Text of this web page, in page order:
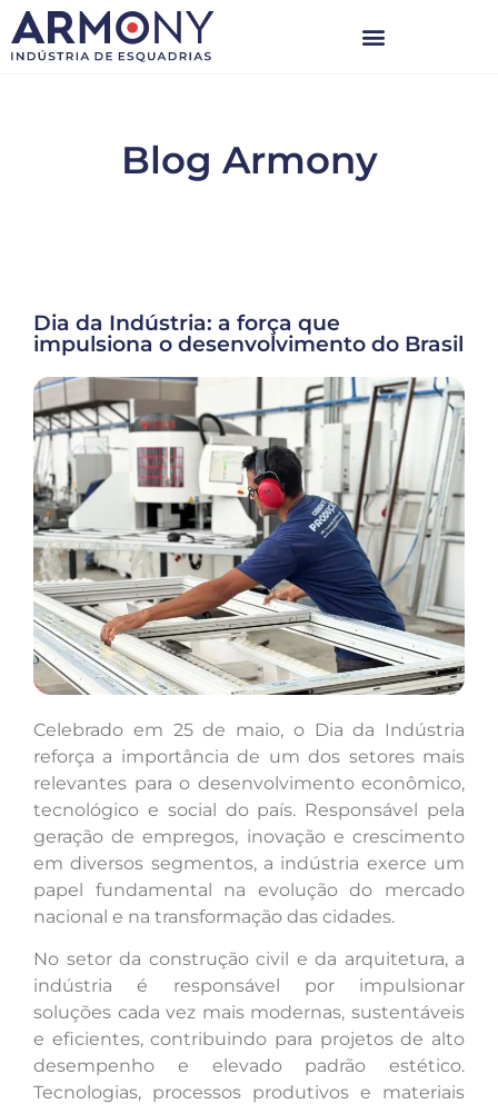
Blog Armony
Dia da Indústria: a força que
impulsiona o desenvolvimento do Brasil
Celebrado em 25 de maio, o Dia da Indústria
reforça a importância de um dos setores mais
relevantes para o desenvolvimento econômico,
tecnológico e social do país. Responsável pela
geração de empregos, inovação e crescimento
em diversos segmentos, a indústria exerce um
papel fundamental na evolução do mercado
nacional e na transformação das cidades.
No setor da construção civil e da arquitetura, a
indústria é responsável por impulsionar
soluções cada vez mais modernas, sustentáveis
e eficientes, contribuindo para projetos de alto
desempenho e elevado padrão estético.
Tecnologias, processos produtivos e materiais